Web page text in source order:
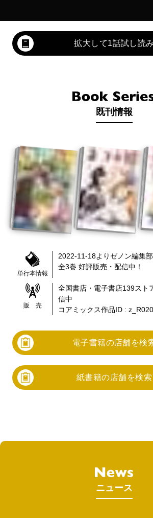
拡大して1話試し読み
既刊情報
単行本情報
2022-11-18より ゼノン編集部
全3巻 好評販売・配信中！
販 売
全国書店・電子書店139スト
信中
コアミックス作品ID :
電子書籍の店舗を検
紙書籍の店舗を検索
ニュース